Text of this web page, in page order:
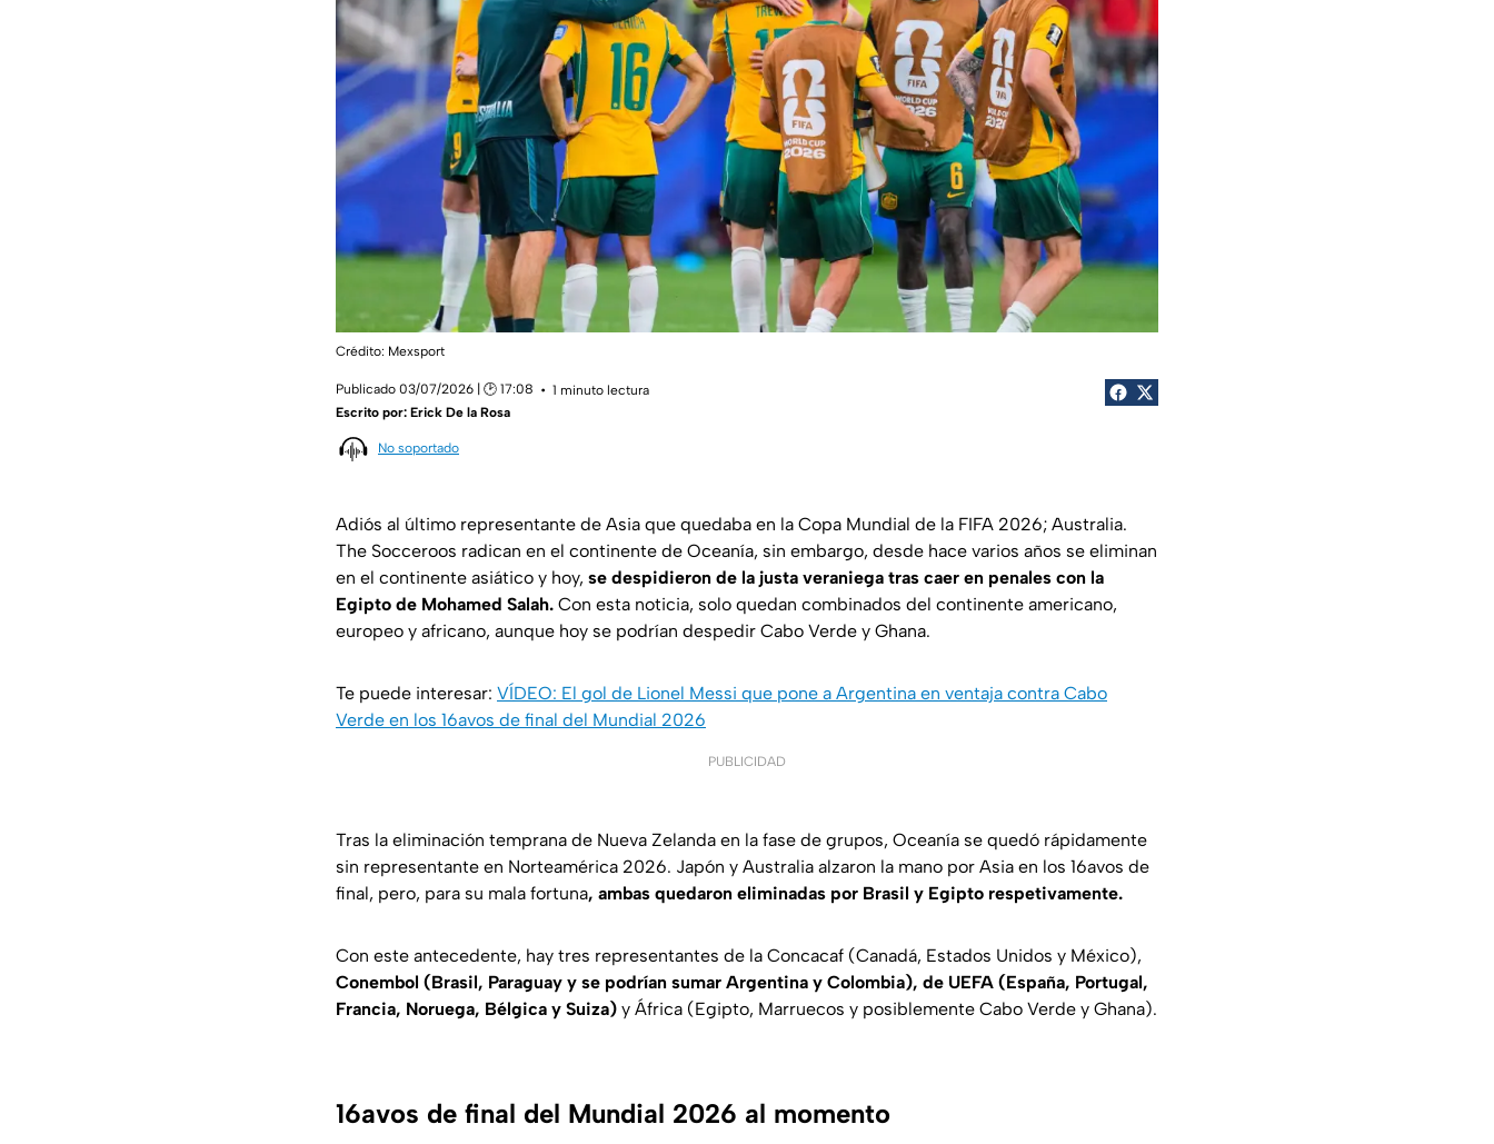
Crédito: Mexsport
Publicado 03/07/2026 | 🕑 17:08
1 minuto lectura
Escrito por: Erick De la Rosa
No soportado
Adiós al último representante de Asia que quedaba en la Copa Mundial de la FIFA 2026; Australia.
The Socceroos radican en el continente de Oceanía, sin embargo, desde hace varios años se eliminan
en el continente asiático y hoy, se despidieron de la justa veraniega tras caer en penales con la
Egipto de Mohamed Salah. Con esta noticia, solo quedan combinados del continente americano,
europeo y africano, aunque hoy se podrían despedir Cabo Verde y Ghana.
Te puede interesar: VÍDEO: El gol de Lionel Messi que pone a Argentina en ventaja contra Cabo
Verde en los 16avos de final del Mundial 2026
PUBLICIDAD
Tras la eliminación temprana de Nueva Zelanda en la fase de grupos, Oceanía se quedó rápidamente
sin representante en Norteamérica 2026. Japón y Australia alzaron la mano por Asia en los 16avos de
final, pero, para su mala fortuna, ambas quedaron eliminadas por Brasil y Egipto respetivamente.
Con este antecedente, hay tres representantes de la Concacaf (Canadá, Estados Unidos y México),
Conembol (Brasil, Paraguay y se podrían sumar Argentina y Colombia), de UEFA (España, Portugal,
Francia, Noruega, Bélgica y Suiza) y África (Egipto, Marruecos y posiblemente Cabo Verde y Ghana).
16avos de final del Mundial 2026 al momento